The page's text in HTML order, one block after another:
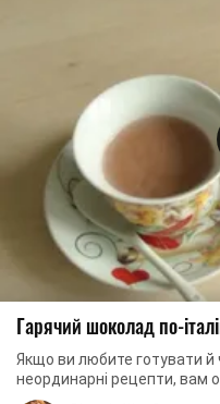
Гарячий шоколад по-
Якщо ви любите готувати й
неординарні рецепти, вам
гарячий шоколад за цим